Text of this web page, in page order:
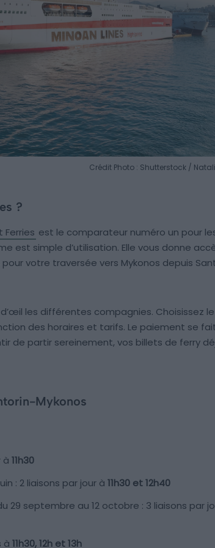
Crédit Photo : Shutterstock /
?
Ferries est le comparateur numéro un pour
est simple d’utilisation. Elle vous donne
votre traversée vers Mykonos depuis
les différentes compagnies. Choisissez
des horaires et tarifs. Le paiement se
de partir sereinement, vos billets de ferry
Mykonos
à 11h30
: 2 liaisons par jour à 11h30 et 12h40
29 septembre au 12 octobre : 3 liaisons par
à 11h30, 12h et 13h